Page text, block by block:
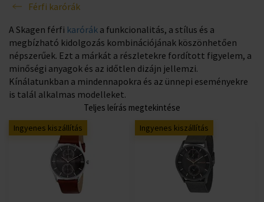
Férfi karórák
A Skagen férfi karórák a funkcionalitás, a stílus és a
megbízható kidolgozás kombinációjának köszönhetően
népszerűek. Ezt a márkát a részletekre fordított figyelem, a
minőségi anyagok és az időtlen dizájn jellemzi.
Kínálatunkban a mindennapokra és az ünnepi eseményekre
is talál alkalmas modelleket.
Teljes leírás megtekintése
Ingyenes kiszállítás Ingyenes kiszállítás